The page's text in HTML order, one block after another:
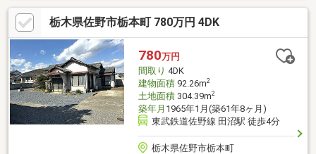
栃木県佐野市栃本町 780万円 4DK
780万円
間取り 4DK
建物面積92.26m2
土地面積304.39m2
築年月 1965年1月(築61年8ヶ月)
東武鉄道佐野線 田沼駅 徒歩4分
栃木県佐野市栃本町